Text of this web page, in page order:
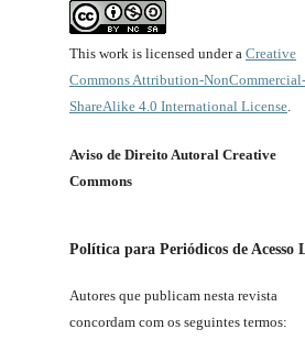
This work is licensed under a Creative
Commons Attribution-NonCommercial-
ShareAlike 4.0 International License.
Aviso de Direito Autoral Creative
Commons
Política para Periódicos de Acesso
Autores que publicam nesta revista
concordam com os seguintes termos: